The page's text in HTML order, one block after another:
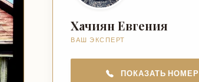
Хачиян Евгения
ВАШ ЭКСПЕРТ
ПОКАЗАТЬ НОМЕР